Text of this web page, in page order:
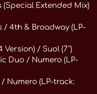
(Special Extended Mix)
/ 4th & Broadway (LP-
/ Suol (7″)
Duo / Numero (LP-
Numero (LP-track: